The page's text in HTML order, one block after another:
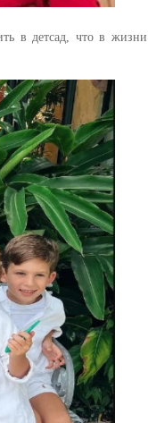
в детсад, что в жизни